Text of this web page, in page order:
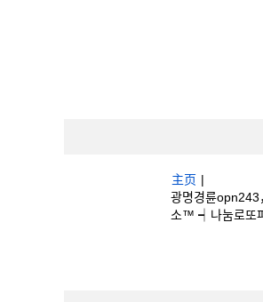
主页 |
광명경륜
소™ ┥나눔로또